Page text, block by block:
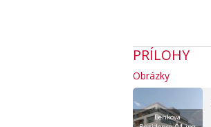
PRÍLOHY
Obrázky
Benkova